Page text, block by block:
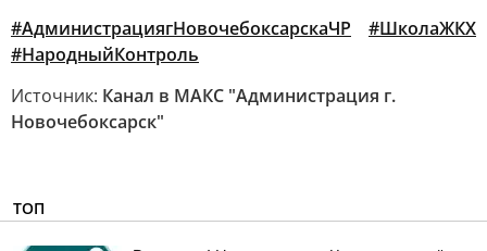
#АдминистрациягНовочебоксарскаЧР
#ШколаЖКХ
#НародныйКонтроль
Источник: Канал в МАКС "Администрация г.
Новочебоксарск"
ТОП